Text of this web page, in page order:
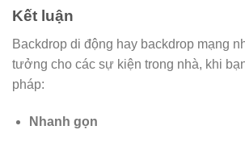
Kết luận
Backdrop di động hay backdrop mạng
tưởng cho các sự kiện trong nhà, khi
pháp:
Nhanh gọn